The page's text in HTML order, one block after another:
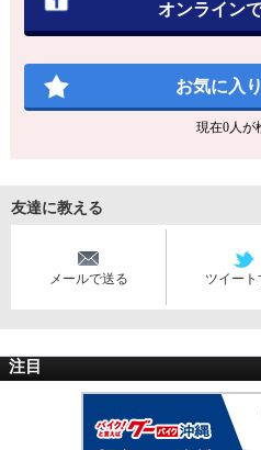
オンライン
お気に入
現在0人が
友達に教える
メールで送る ツイート
注目